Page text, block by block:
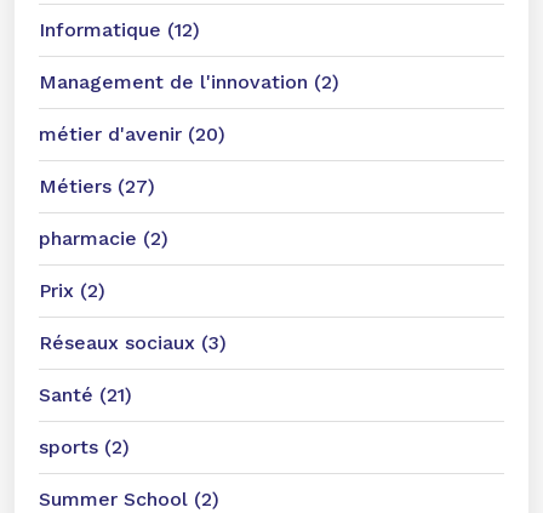
Informatique (12)
Management de l'innovation (2)
métier d'avenir (20)
Métiers (27)
pharmacie (2)
Prix (2)
Réseaux sociaux (3)
Santé (21)
sports (2)
Summer School (2)